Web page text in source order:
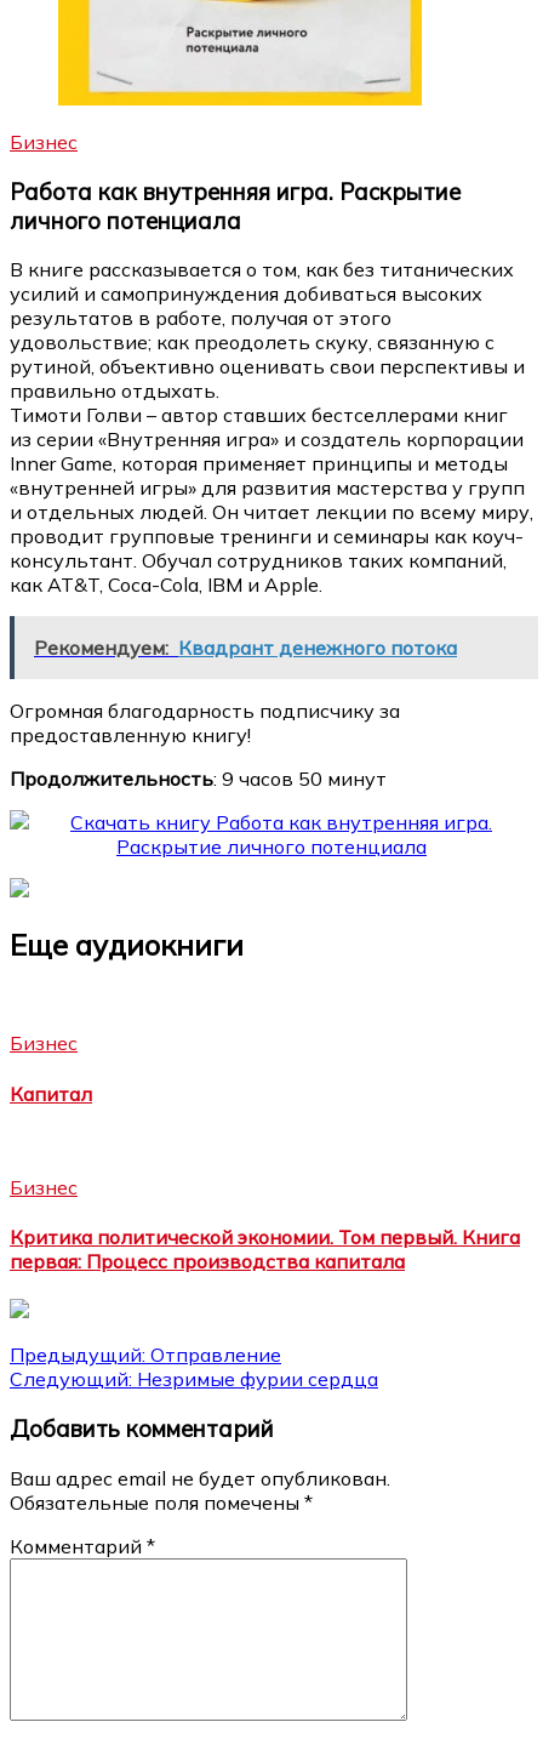
Бизнес
Работа как внутренняя игра. Раскрытие
личного потенциала
В книге рассказывается о том, как без титанических
усилий и самопринуждения добиваться высоких
результатов в работе, получая от этого
удовольствие; как преодолеть скуку, связанную с
рутиной, объективно оценивать свои перспективы и
правильно отдыхать.
Тимоти Голви – автор ставших бестселлерами книг
из серии «Внутренняя игра» и создатель корпорации
Inner Game, которая применяет принципы и методы
«внутренней игры» для развития мастерства у групп
и отдельных людей. Он читает лекции по всему миру,
проводит групповые тренинги и семинары как коуч-
консультант. Обучал сотрудников таких компаний,
как AT&T, Coca-Cola, IBM и Apple.
Рекомендуем: Квадрант денежного потока
Огромная благодарность подписчику за
предоставленную книгу!
Продолжительность: 9 часов 50 минут
Еще аудиокниги
Бизнес
Капитал
Бизнес
Критика политической экономии. Том первый. Книга
первая: Процесс производства капитала
Навигация
по
записям
Предыдущий: Отправление
Следующий: Незримые фурии сердца
Добавить комментарий
Ваш адрес email не будет опубликован.
Обязательные поля помечены *
Комментарий *